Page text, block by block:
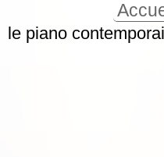
le piano